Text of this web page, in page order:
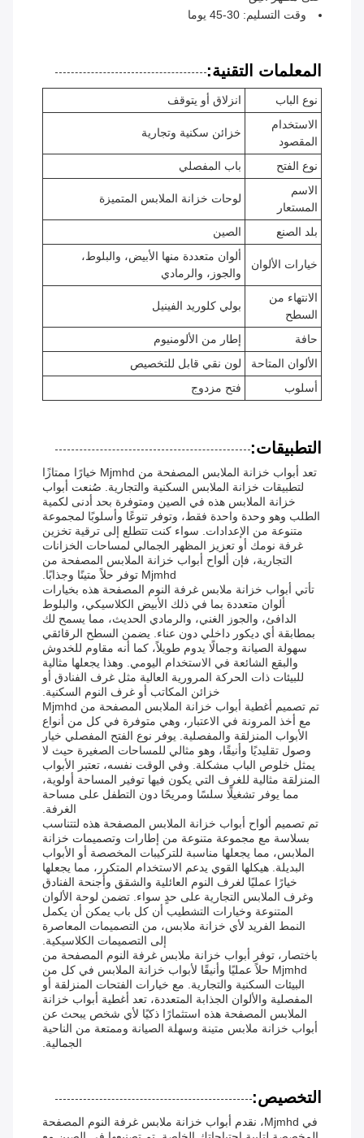
وقت التسليم: 30-45 يوما
المعلمات التقنية:
نوع الباب
انزلاق أو يتوقف
الاستخدام
المقصود
خزائن سكنية وتجارية
نوع الفتح
باب المفصلي
الاسم
المستعار
لوحات خزانة الملابس المتميزة
بلد الصنع الصين
خيارات الألوان
ألوان متعددة منها الأبيض، والبلوط،
والجوز، والرمادي
الانتهاء من
السطح
بولي كلوريد الفينيل
حافة
إطار من الألومنيوم
الألوان المتاحة
لون نقي قابل للتخصيص
أسلوب
فتح مزدوج
التطبيقات:
تعد أبواب خزانة الملابس المصفحة من Mjmhd خيارًا ممتازًا
لتطبيقات خزانة الملابس السكنية والتجارية. صُنعت أبواب
خزانة الملابس هذه في الصين ومتوفرة بحد أدنى لكمية
الطلب وهو وحدة واحدة فقط، وتوفر تنوعًا وأسلوبًا لمجموعة
متنوعة من الإعدادات. سواء كنت تتطلع إلى ترقية تخزين
غرفة نومك أو تعزيز المظهر الجمالي لمساحات الخزانات
التجارية، فإن ألواح أبواب خزانة الملابس المصفحة من
Mjmhd توفر حلاً متينًا وجذابًا.
تأتي أبواب خزانة ملابس غرفة النوم المصفحة هذه بخيارات
ألوان متعددة بما في ذلك الأبيض الكلاسيكي، والبلوط
الدافئ، والجوز الغني، والرمادي الحديث، مما يسمح لك
بمطابقة أي ديكور داخلي دون عناء. يضمن السطح الرقائقي
سهولة الصيانة وجمالًا يدوم طويلاً، كما أنه مقاوم للخدوش
والبقع الشائعة في الاستخدام اليومي. وهذا يجعلها مثالية
للبيئات ذات الحركة المرورية العالية مثل غرف الفنادق أو
خزائن المكاتب أو غرف النوم السكنية.
تم تصميم أغطية أبواب خزانة الملابس المصفحة من Mjmhd
مع أخذ المرونة في الاعتبار، وهي متوفرة في كل من أنواع
الأبواب المنزلقة والمفصلية. يوفر نوع الفتح المفصلي خيار
وصول تقليديًا وأنيقًا، وهو مثالي للمساحات الصغيرة حيث لا
يمثل خلوص الباب مشكلة. وفي الوقت نفسه، تعتبر الأبواب
المنزلقة مثالية للغرف التي يكون فيها توفير المساحة أولوية،
مما يوفر تشغيلًا سلسًا ومريحًا دون التطفل على مساحة
الغرفة.
تم تصميم ألواح أبواب خزانة الملابس المصفحة هذه لتتناسب
بسلاسة مع مجموعة متنوعة من إطارات وتصميمات خزانة
الملابس، مما يجعلها مناسبة للتركيبات المخصصة أو الأبواب
البديلة. هيكلها القوي يدعم الاستخدام المتكرر، مما يجعلها
خيارًا عمليًا لغرف النوم العائلية والشقق وأجنحة الفنادق
وغرف الملابس التجارية على حدٍ سواء. تضمن لوحة الألوان
المتنوعة وخيارات التشطيب أن كل باب يمكن أن يكمل
النمط الفريد لأي خزانة ملابس، من التصميمات المعاصرة
إلى التصميمات الكلاسيكية.
باختصار، توفر أبواب خزانة ملابس غرفة النوم المصفحة من
Mjmhd حلاً عمليًا وأنيقًا لأبواب خزانة الملابس في كل من
البيئات السكنية والتجارية. مع خيارات الفتحات المنزلقة أو
المفصلية والألوان الجذابة المتعددة، تعد أغطية أبواب خزانة
الملابس المصفحة هذه استثمارًا ذكيًا لأي شخص يبحث عن
أبواب خزانة ملابس متينة وسهلة الصيانة وممتعة من الناحية
الجمالية.
التخصيص:
في Mjmhd، نقدم أبواب خزانة ملابس غرفة النوم المصفحة